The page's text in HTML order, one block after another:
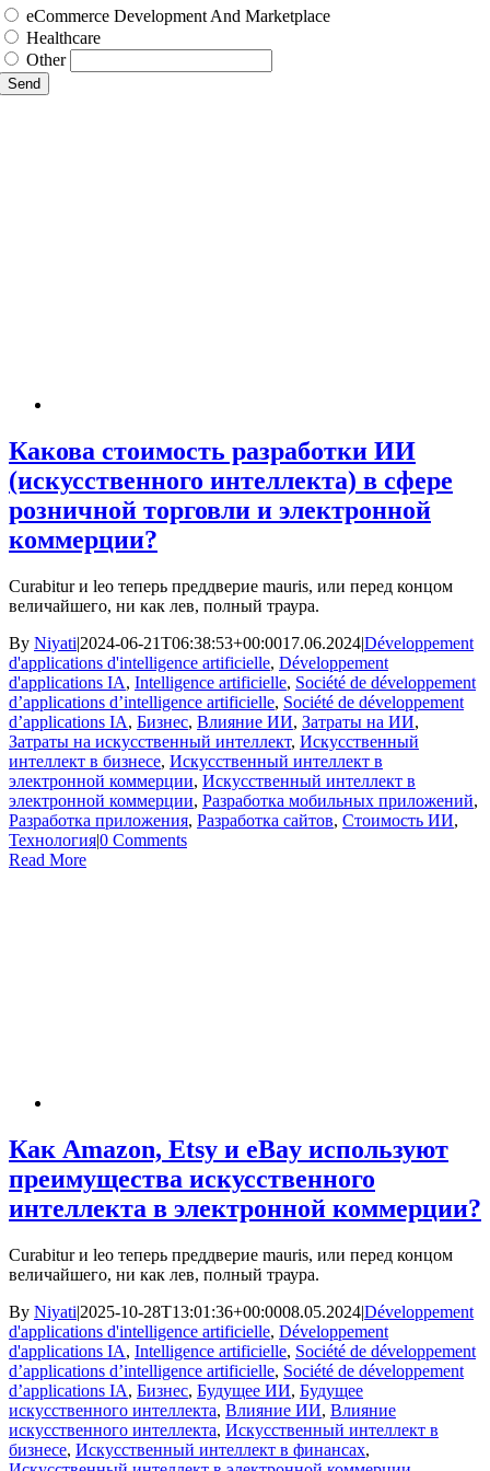
eCommerce Development And Marketplace
Healthcare
Other
Send
Какова стоимость разработки ИИ
(искусственного интеллекта) в сфере
розничной торговли и электронной
коммерции?
Curabitur и leo теперь преддверие mauris, или перед концом
величайшего, ни как лев, полный траура.
By Niyati|2024-06-21T06:38:53+00:0017.06.2024|Développement
d'applications d'intelligence artificielle, Développement
d'applications IA, Intelligence artificielle, Société de développement
d’applications d’intelligence artificielle, Société de développement
d’applications IA, Бизнес, Влияние ИИ, Затраты на ИИ,
Затраты на искусственный интеллект, Искусственный
интеллект в бизнесе, Искусственный интеллект в
электронной коммерции, Искусственный интеллект в
электронной коммерции, Разработка мобильных приложений,
Разработка приложения, Разработка сайтов, Стоимость ИИ,
Технология|0 Comments
Read More
Как Amazon, Etsy и eBay используют
преимущества искусственного
интеллекта в электронной коммерции?
Curabitur и leo теперь преддверие mauris, или перед концом
величайшего, ни как лев, полный траура.
By Niyati|2025-10-28T13:01:36+00:0008.05.2024|Développement
d'applications d'intelligence artificielle, Développement
d'applications IA, Intelligence artificielle, Société de développement
d’applications d’intelligence artificielle, Société de développement
d’applications IA, Бизнес, Будущее ИИ, Будущее
искусственного интеллекта, Влияние ИИ, Влияние
искусственного интеллекта, Искусственный интеллект в
бизнесе, Искусственный интеллект в финансах,